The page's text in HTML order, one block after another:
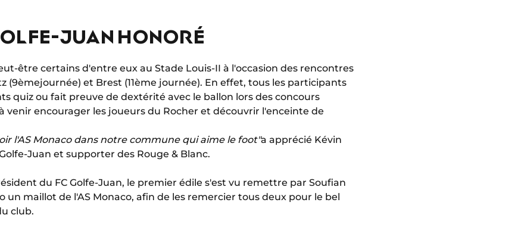
JUAN HONORÉ
être certains d'entre eux au Stade Louis-II à l'occasion des rencontres
(9èmejournée) et Brest (11ème journée). En effet, tous les participants
quiz ou fait preuve de dextérité avec le ballon lors des concours
venir encourager les joueurs du Rocher et découvrir l'enceinte de
l'AS Monaco dans notre commune qui aime le foot"a apprécié Kévin
Juan et supporter des Rouge & Blanc.
du FC Golfe-Juan, le premier édile s'est vu remettre par Soufian
un maillot de l'AS Monaco, afin de les remercier tous deux pour le bel
club.